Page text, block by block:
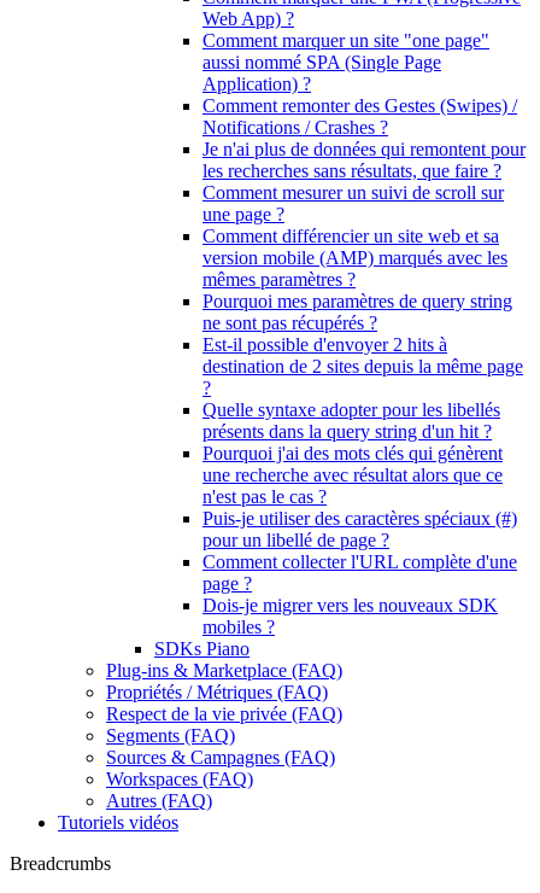
Web App) ?
Comment marquer un site "one page"
aussi nommé SPA (Single Page
Application) ?
Comment remonter des Gestes (Swipes) /
Notifications / Crashes ?
Je n'ai plus de données qui remontent pour
les recherches sans résultats, que faire ?
Comment mesurer un suivi de scroll sur
une page ?
Comment différencier un site web et sa
version mobile (AMP) marqués avec les
mêmes paramètres ?
Pourquoi mes paramètres de query string
ne sont pas récupérés ?
Est-il possible d'envoyer 2 hits à
destination de 2 sites depuis la même page
?
Quelle syntaxe adopter pour les libellés
présents dans la query string d'un hit ?
Pourquoi j'ai des mots clés qui génèrent
une recherche avec résultat alors que ce
n'est pas le cas ?
Puis-je utiliser des caractères spéciaux (#)
pour un libellé de page ?
Comment collecter l'URL complète d'une
page ?
Dois-je migrer vers les nouveaux SDK
mobiles ?
SDKs Piano
Plug-ins & Marketplace (FAQ)
Propriétés / Métriques (FAQ)
Respect de la vie privée (FAQ)
Segments (FAQ)
Sources & Campagnes (FAQ)
Workspaces (FAQ)
Autres (FAQ)
Tutoriels vidéos
Breadcrumbs